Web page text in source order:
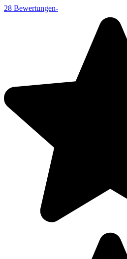
28 Bewertungen-